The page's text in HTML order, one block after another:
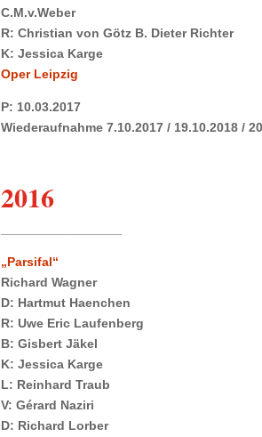
C.M.v.Weber
R: Christian von Götz B. Dieter Richter
K: Jessica Karge
Oper Leipzig
P: 10.03.2017
Wiederaufnahme 7.10.2017 / 19.10.2018 /
2016
„Parsifal“
Richard Wagner
D: Hartmut Haenchen
R: Uwe Eric Laufenberg
B: Gisbert Jäkel
K: Jessica Karge
L: Reinhard Traub
V: Gérard Naziri
D: Richard Lorber